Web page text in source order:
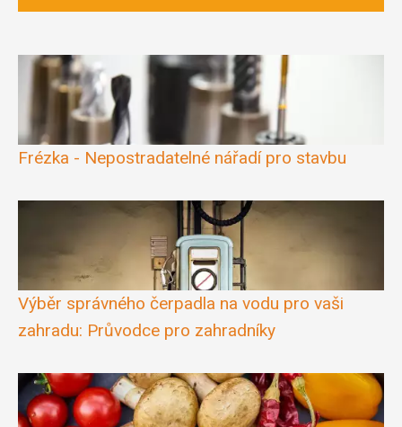
Frézka - Nepostradatelné nářadí pro stavbu
Výběr správného čerpadla na vodu pro vaši
zahradu: Průvodce pro zahradníky